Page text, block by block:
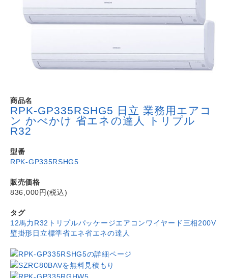
商品名
RPK-GP335RSHG5 日立 業務用エアコ
ン かべかけ 省エネの達人 トリプル
R32
型番
RPK-GP335RSHG5
販売価格
836,000円(税込)
タグ
12馬力 R32 トリプルパッケージエアコンワイヤード 三相200V
壁掛形日立標準省エネ省エネの達人